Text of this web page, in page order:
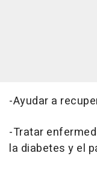
-Ayudar a
-Tratar
la diabetes y el